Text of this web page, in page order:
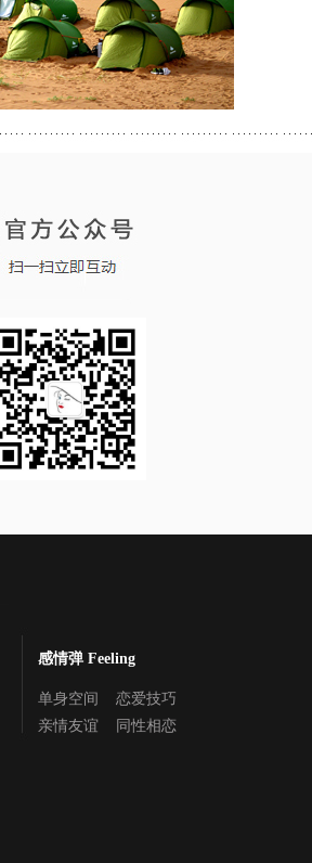
感情弹 Feeling
单身空间
恋爱技巧
亲情友谊
同性相恋